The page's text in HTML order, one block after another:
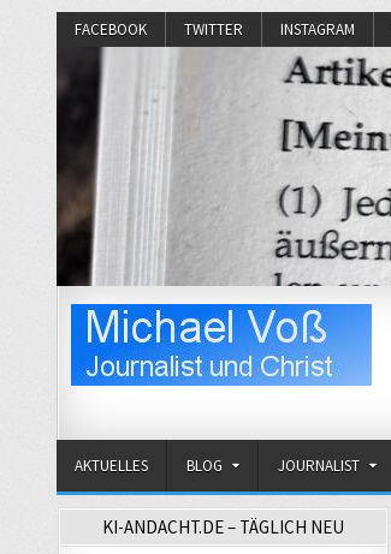
FACEBOOK TWITTER INSTAGRAM
AKTUELLES BLOG JOURNALIST
KI-ANDACHT.DE – TÄGLICH NEU